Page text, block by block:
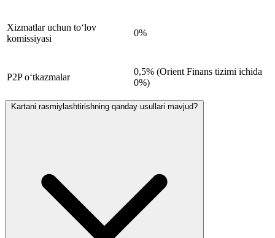
Xizmatlar uchun to‘lov
komissiyasi
0%
P2P o‘tkazmalar
0,5% (Orient Finans tizimi ichida
0%)
Kartani rasmiylashtirishning qanday usullari mavjud?